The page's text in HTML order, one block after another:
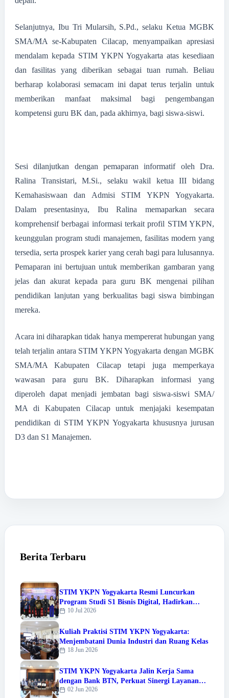
Selanjutnya, Ibu Tri Mularsih, S.Pd., selaku Ketua MGBK
SMA/MA se-Kabupaten Cilacap, menyampaikan apresiasi
mendalam kepada STIM YKPN Yogyakarta atas kesediaan
dan fasilitas yang diberikan sebagai tuan rumah. Beliau
berharap kolaborasi semacam ini dapat terus terjalin untuk
memberikan manfaat maksimal bagi pengembangan
kompetensi guru BK dan, pada akhirnya, bagi siswa-siswi.
Sesi dilanjutkan dengan pemaparan informatif oleh Dra.
Ralina Transistari, M.Si., selaku wakil ketua III bidang
Kemahasiswaan dan Admisi STIM YKPN Yogyakarta.
Dalam presentasinya, Ibu Ralina memaparkan secara
komprehensif berbagai informasi terkait profil STIM YKPN,
keunggulan program studi manajemen, fasilitas modern yang
tersedia, serta prospek karier yang cerah bagi para lulusannya.
Pemaparan ini bertujuan untuk memberikan gambaran yang
jelas dan akurat kepada para guru BK mengenai pilihan
pendidikan lanjutan yang berkualitas bagi siswa bimbingan
mereka.
Acara ini diharapkan tidak hanya mempererat hubungan yang
telah terjalin antara STIM YKPN Yogyakarta dengan MGBK
SMA/MA Kabupaten Cilacap tetapi juga memperkaya
wawasan para guru BK. Diharapkan informasi yang
diperoleh dapat menjadi jembatan bagi siswa-siswi SMA/
MA di Kabupaten Cilacap untuk menjajaki kesempatan
pendidikan di STIM YKPN Yogyakarta khususnya jurusan
D3 dan S1 Manajemen.
Berita Terbaru
STIM YKPN Yogyakarta Resmi Luncurkan
Program Studi S1 Bisnis Digital, Hadirkan
Warna Baru Pendidikan Berbasis Digital
10 Jul 2026
Kuliah Praktisi STIM YKPN Yogyakarta:
Menjembatani Dunia Industri dan Ruang Kelas
18 Jun 2026
STIM YKPN Yogyakarta Jalin Kerja Sama
dengan Bank BTN, Perkuat Sinergi Layanan
dan Tri Dharma Perguruan Tinggi
02 Jun 2026